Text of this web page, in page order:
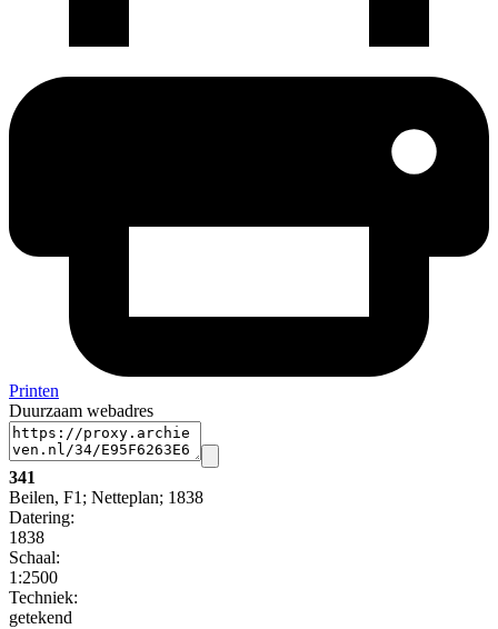
Printen
Duurzaam webadres
341
Beilen, F1; Netteplan; 1838
Datering:
1838
Schaal:
1:2500
Techniek:
getekend